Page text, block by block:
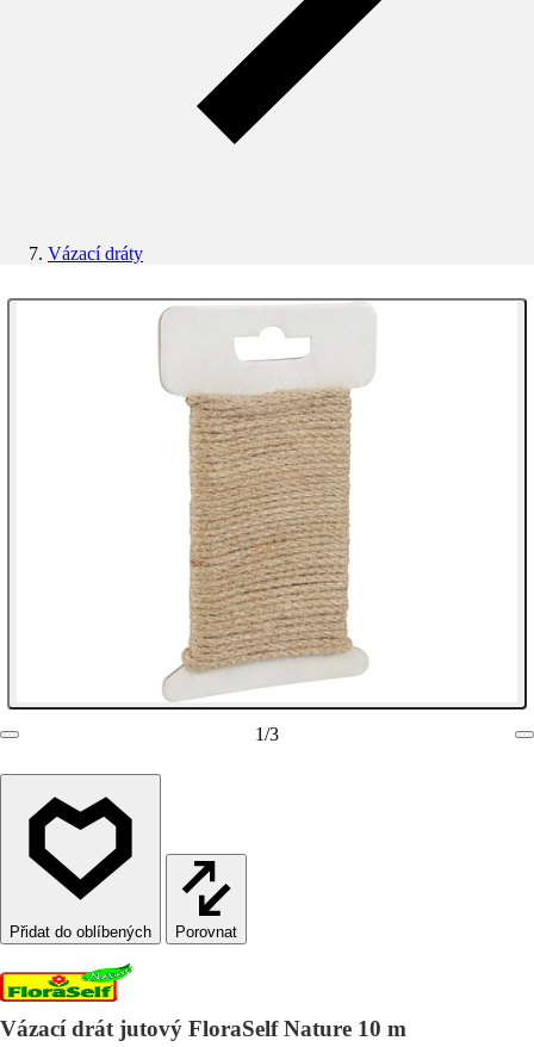
Vázací dráty
1/3
Porovnat
Vázací drát jutový FloraSelf Nature 10 m